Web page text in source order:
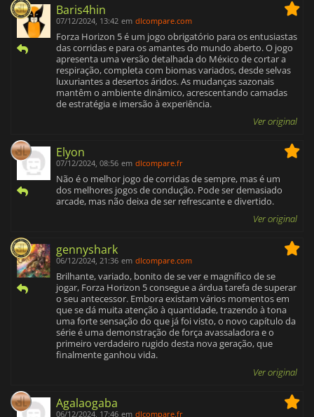
Baris4hin
07/12/2024, 13:42 em dlcompare.com
Forza Horizon 5 é um jogo obrigatório para os entusiastas
das corridas e para os amantes do mundo aberto. O jogo
apresenta uma versão detalhada do México de cortar a
respiração, completa com biomas variados, desde selvas
luxuriantes a desertos áridos. As mudanças sazonais
mantêm o ambiente dinâmico, acrescentando camadas
de estratégia e imersão à experiência.
Ver original
Elyon
07/12/2024, 08:56 em dlcompare.fr
Não é o melhor jogo de corridas de sempre, mas é um
dos melhores jogos de condução. Pode ser demasiado
arcade, mas não deixa de ser refrescante e divertido.
Ver original
gennyshark
06/12/2024, 21:36 em dlcompare.com
Brilhante, variado, bonito de se ver e magnífico de se
jogar, Forza Horizon 5 consegue a árdua tarefa de superar
o seu antecessor. Embora existam vários momentos em
que se dá muita atenção à quantidade, trazendo à tona
uma forte sensação do que já foi visto, o novo capítulo da
série é uma demonstração de força avassaladora e o
primeiro verdadeiro rugido desta nova geração, que
finalmente ganhou vida.
Ver original
Agalaogaba
06/12/2024, 17:46 em dlcompare.fr